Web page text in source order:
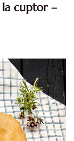
cuptor –
greceas